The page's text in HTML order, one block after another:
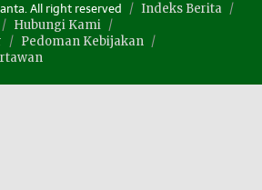
All right reserved
Indeks Berita
Hubungi Kami
Pedoman Kebijakan